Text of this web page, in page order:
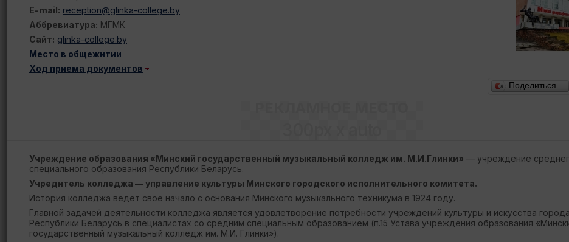
E-mail: reception@glinka-college.by
Аббревиатура: МГМК
Сайт: glinka-college.by
Место в общежитии
Ход приема документов
Поделиться…
Учреждение образования «Минский государственный музыкальный колледж им. М.И.Глинки» — учреждение
специального образования Республики Беларусь.
Учредитель колледжа —управление культуры Минского городского исполнительного комитета.
История колледжа ведет свое начало с основания Минского музыкального техникума в 1924 году.
Главной задачей деятельности колледжа является удовлетворение потребности учреждений культуры и искусства
Республики Беларусь в специалистах со средним специальным образованием (п.15 Устава учреждения образования
государственный музыкальный колледж им. М.И. Глинки»).